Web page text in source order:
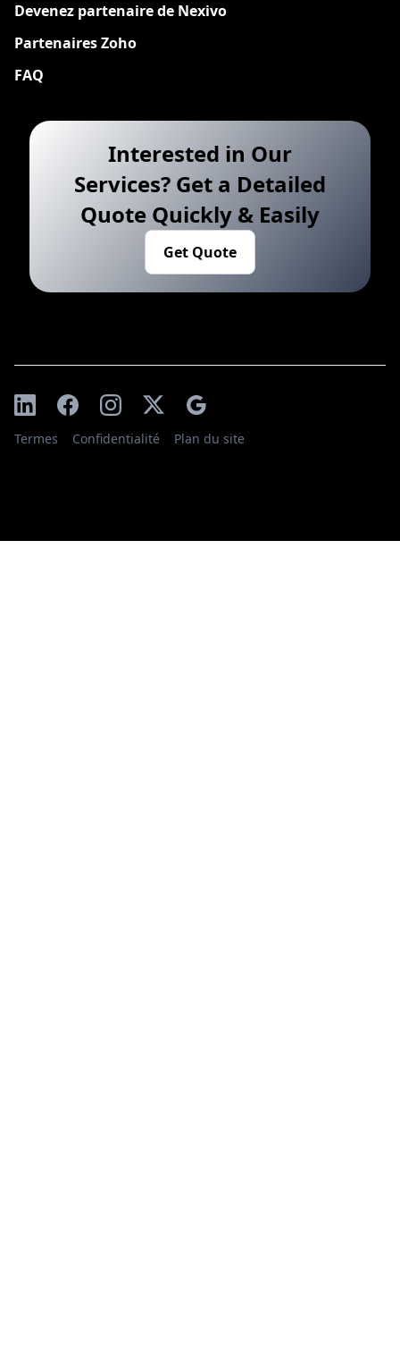
Devenez partenaire de Nexivo
Partenaires Zoho
FAQ
Interested in Our
Services? Get a Detailed
Quote Quickly & Easily
Get Quote
Termes Confidentialité Plan du site